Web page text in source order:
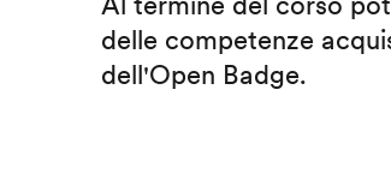
delle competenze
dell'Open Badge.